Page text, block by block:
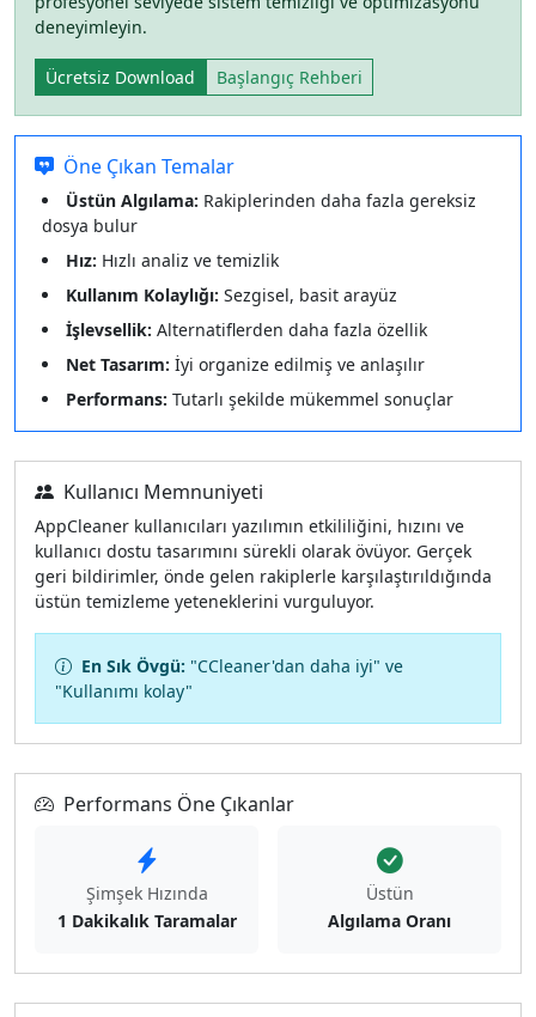
deneyimleyin.
Ücretsiz Download Başlangıç Rehberi
Öne Çıkan Temalar
Üstün Algılama: Rakiplerinden daha fazla gereksiz
dosya bulur
Hız: Hızlı analiz ve temizlik
Kullanım Kolaylığı: Sezgisel, basit arayüz
İşlevsellik: Alternatiflerden daha fazla özellik
Net Tasarım: İyi organize edilmiş ve anlaşılır
Performans: Tutarlı şekilde mükemmel sonuçlar
Kullanıcı Memnuniyeti
AppCleaner kullanıcıları yazılımın etkililiğini, hızını ve
kullanıcı dostu tasarımını sürekli olarak övüyor. Gerçek
geri bildirimler, önde gelen rakiplerle karşılaştırıldığında
üstün temizleme yeteneklerini vurguluyor.
En Sık Övgü: "CCleaner'dan daha iyi" ve
"Kullanımı kolay"
Performans Öne Çıkanlar
Şimşek Hızında
1 Dakikalık Taramalar
Üstün
Algılama Oranı